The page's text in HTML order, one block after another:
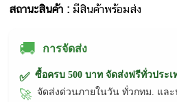
สถานะสินค้า :มีสินค้าพร้อมส่ง
🚚 การจัดส่ง
✅ ซื้อครบ 500 บาท จัดส่งฟรีทั่วประเ
🚀 จัดส่งด่วนภายในวัน ทั่วกทม. แล